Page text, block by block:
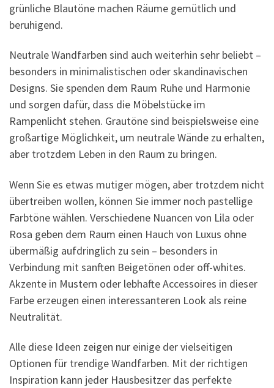
grünliche Blautöne machen Räume gemütlich und
beruhigend.
Neutrale Wandfarben sind auch weiterhin sehr beliebt –
besonders in minimalistischen oder skandinavischen
Designs. Sie spenden dem Raum Ruhe und Harmonie
und sorgen dafür, dass die Möbelstücke im
Rampenlicht stehen. Grautöne sind beispielsweise eine
großartige Möglichkeit, um neutrale Wände zu erhalten,
aber trotzdem Leben in den Raum zu bringen.
Wenn Sie es etwas mutiger mögen, aber trotzdem nicht
übertreiben wollen, können Sie immer noch pastellige
Farbtöne wählen. Verschiedene Nuancen von Lila oder
Rosa geben dem Raum einen Hauch von Luxus ohne
übermäßig aufdringlich zu sein – besonders in
Verbindung mit sanften Beigetönen oder off-whites.
Akzente in Mustern oder lebhafte Accessoires in dieser
Farbe erzeugen einen interessanteren Look als reine
Neutralität.
Alle diese Ideen zeigen nur einige der vielseitigen
Optionen für trendige Wandfarben. Mit der richtigen
Inspiration kann jeder Hausbesitzer das perfekte